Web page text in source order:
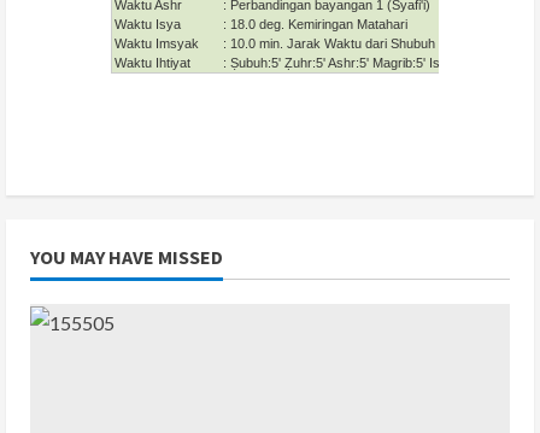
YOU MAY HAVE MISSED